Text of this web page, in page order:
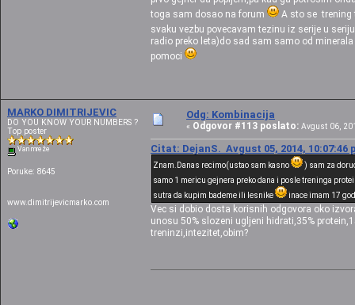
toga sam dosao na forum
A sto se trening
svaku vezbu povecavam tezinu iz serije u
radio preko leta)do sad sam samo od
pomoci
MARKO DIMITRIJEVIC
DO YOU KNOW YOUR NUMBERS ?
Top poster
Van mreže
Poruke: 8645
www.dimitrijevicmarko.com
Odg: Kombinacija
« Odgovor #113 poslato: Avgust 06,
Citat: DejanS. Avgust 05, 2014, 10:07:46
Znam.Danas recimo(ustao sam kasno
) sam za
samo 1 mericu gejnera preko dana i posle treninga
sutra da kupim bademe ili lesnike
inace imam 17
Vec si dobio dosta korisnih odgovora oko
unosu 50% slozeni ugljeni hidrati,35%
treninzi,intezitet,obim?